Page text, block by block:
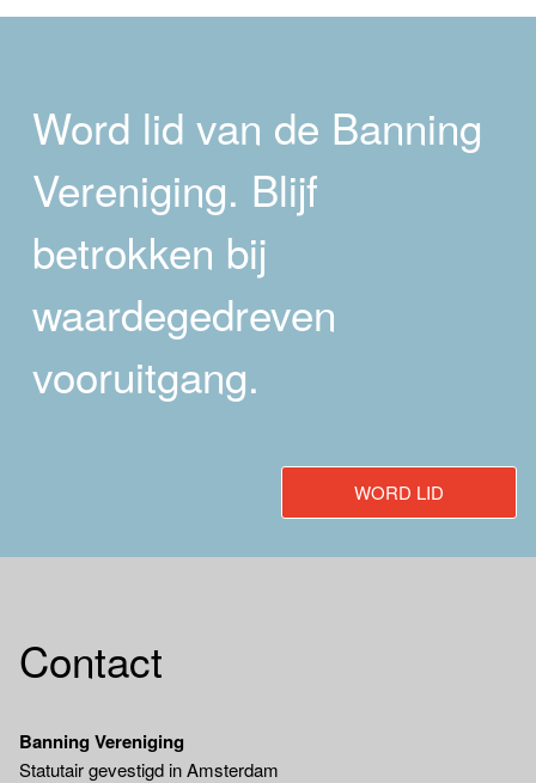
Word lid van de Banning
Vereniging. Blijf
betrokken bij
waardegedreven
vooruitgang.
WORD LID
Contact
Banning Vereniging
Statutair gevestigd in Amsterdam